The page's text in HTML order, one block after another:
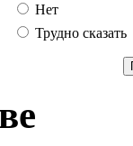
Нет
Трудно сказать